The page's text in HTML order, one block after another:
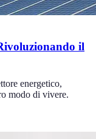
il
energetico,
modo di vivere.